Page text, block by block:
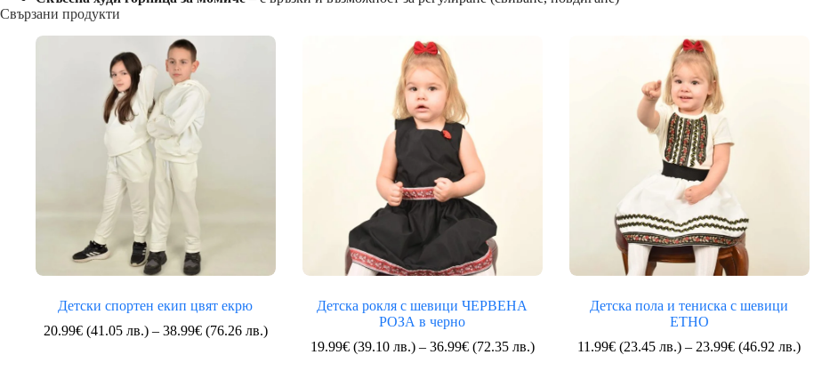
Свързани продукти
Детски спортен екип цвят екрю
20.99€(41.05 лв.) – 38.99€(76.26 лв.)Price
Детска рокля с шевици ЧЕРВЕНА
РОЗА в черно
19.99€(39.10 лв.) – 36.99€(72.35 лв.)Price
Детска пола и тениска с шевици
ЕТНО
11.99€ (23.45 лв.) – 23.99€ (46.92 лв.)Price